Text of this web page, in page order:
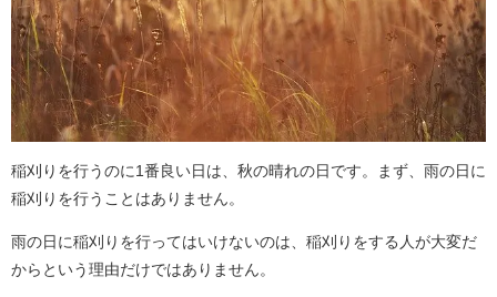
稲刈りを行うのに1番良い日は、秋の晴れの日です。まず、雨の日に
稲刈りを行うことはありません。
雨の日に稲刈りを行ってはいけないのは、稲刈りをする人が大変だ
からという理由だけではありません。